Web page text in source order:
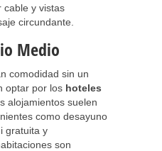
cable y vistas
circundante.
Medio
comodidad sin un
optar por los hoteles
alojamientos suelen
como desayuno
gratuita y
son